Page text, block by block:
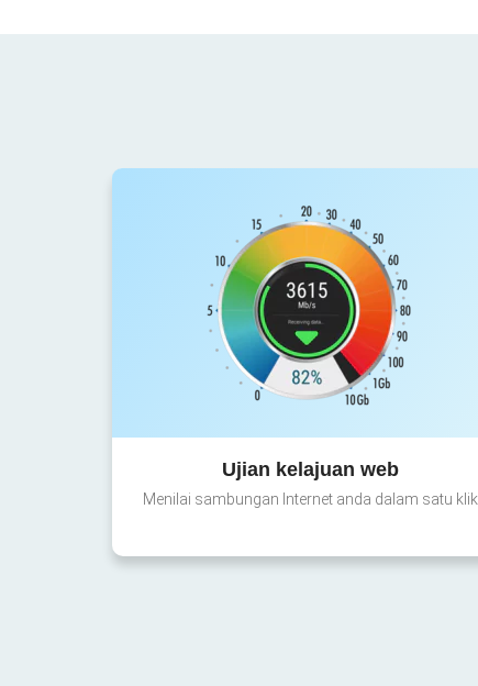
Ujian kelajuan web
Menilai sambungan Internet anda dalam satu klik